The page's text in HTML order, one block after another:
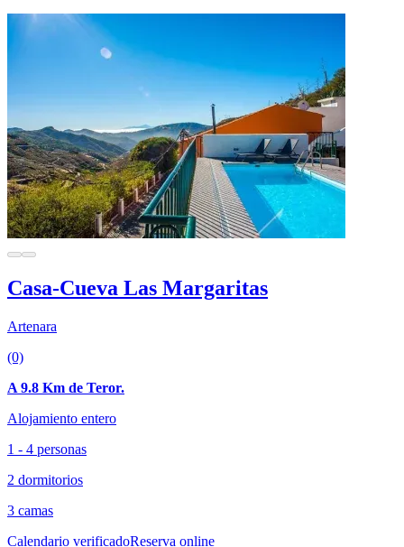
Casa-Cueva Las Margaritas
Artenara
(0)
A 9.8 Km de Teror.
Alojamiento entero
1 - 4 personas
2 dormitorios
3 camas
Calendario verificadoReserva online